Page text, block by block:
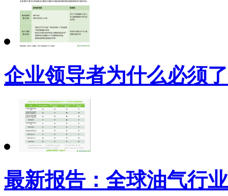
企业领导者为什么必须
最新报告：全球油气行